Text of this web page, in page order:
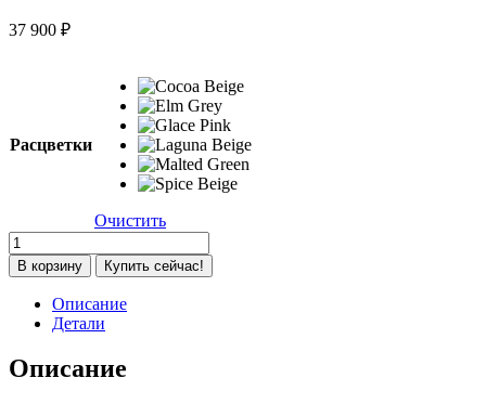
37 900 ₽
Расцветки
Очистить
Количество
товара
Коляска
Carrello
Magia
В корзину Купить сейчас!
Описание
Детали
Описание